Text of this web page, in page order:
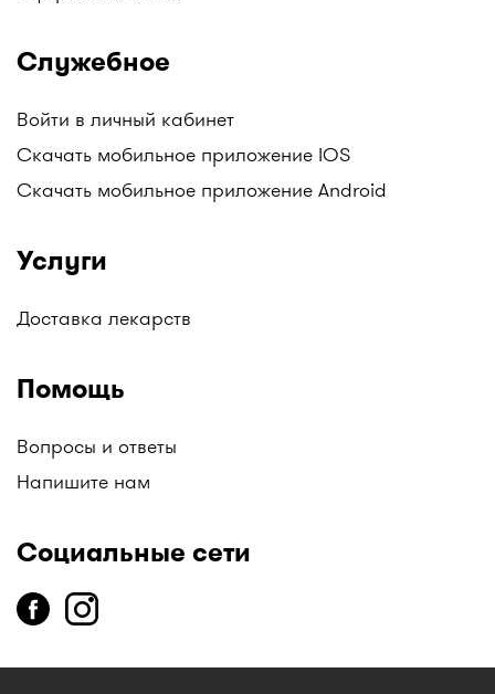
Служебное
Войти в личный кабинет
Скачать мобильное приложение IOS
Скачать мобильное приложение Android
Услуги
Доставка лекарств
Помощь
Вопросы и ответы
Напишите нам
Социальные сети